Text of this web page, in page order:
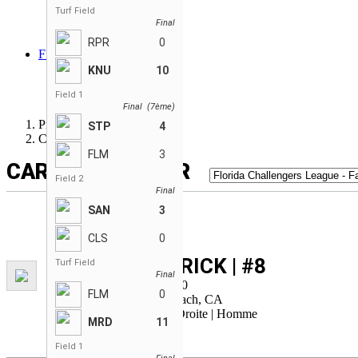
Turf Field
Final
RPR 0
KNU 10
Field 1
Final (7ème)
STP 4
FLM 3
Field 2
Final
SAN 3
CLS 0
Turf Field
Final
FLM 0
MRD 11
Field 1
Sandvipers
Step Above
FR
ENGLISH
FRANÇAIS
ESPAÑOL
Premier League WIFFLE®
Carte de joueur
CARTE DE JOUEUR
Spencer BARRICK | #8
Grandeur: 6'0 | Poids: 180
Âge: 38 | Né à: Long Beach, CA
Frappe: Droite | Lance: Droite | Homme